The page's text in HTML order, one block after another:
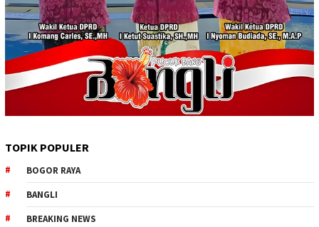
TOPIK POPULER
BOGOR RAYA
BANGLI
BREAKING NEWS